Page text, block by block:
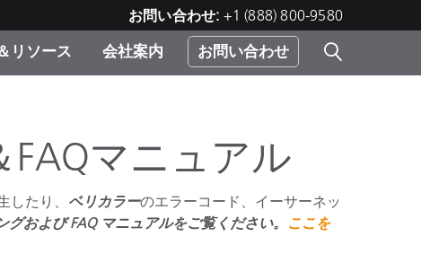
お問い合わせ: +1 (888) 800-9580
）
ジ
リソース
む）
会社案内 お問い合わせ
マニュアル
たり、 ベリカラーのエラーコード、イーサーネッ
および FAQ マニュアルをご覧ください。 ここを